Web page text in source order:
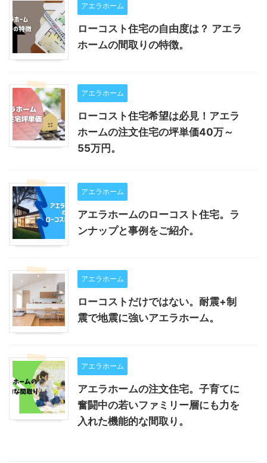
アエラホーム
ローコスト住宅の自由度は？ アエラ
ホームの間取りの特徴。
アエラホーム
ローコスト住宅希望は必見！アエラ
ホームの注文住宅の坪単価40万～
55万円。
アエラホーム
アエラホームのローコスト住宅。ラ
ンナップと事例をご紹介。
アエラホーム
ローコストだけではない。耐震+制
震で地震に強いアエラホーム。
アエラホーム
アエラホームの注文住宅。子育てに
奮闘中の若いファミリー層にも力を
入れた機能的な間取り。